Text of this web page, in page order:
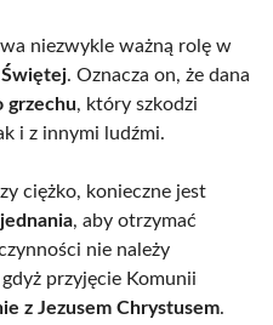
niezwykle ważną rolę w
Świętej. Oznacza on, że dana
grzechu, który szkodzi
i z innymi ludźmi.
ciężko, konieczne jest
, aby otrzymać
nie należy
gdyż przyjęcie Komunii
z Jezusem Chrystusem.